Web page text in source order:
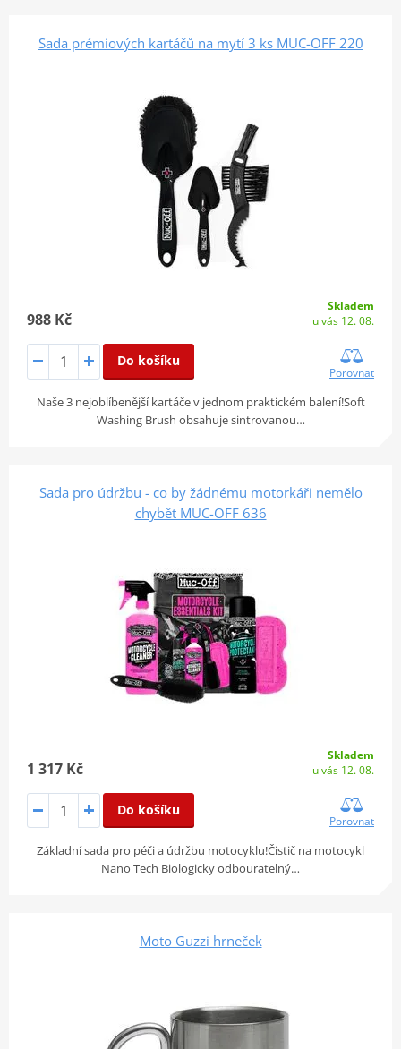
Sada prémiových kartáčů na mytí 3 ks MUC-OFF 220
988 Kč
Skladem
u vás 12. 08.
Do košíku
Porovnat
Naše 3 nejoblíbenější kartáče v jednom praktickém balení!Soft
Washing Brush obsahuje sintrovanou…
Sada pro údržbu - co by žádnému motorkáři nemělo
chybět MUC-OFF 636
1 317 Kč
Skladem
u vás 12. 08.
Do košíku
Porovnat
Základní sada pro péči a údržbu motocyklu!Čistič na motocykl
Nano Tech Biologicky odbouratelný…
Moto Guzzi hrneček